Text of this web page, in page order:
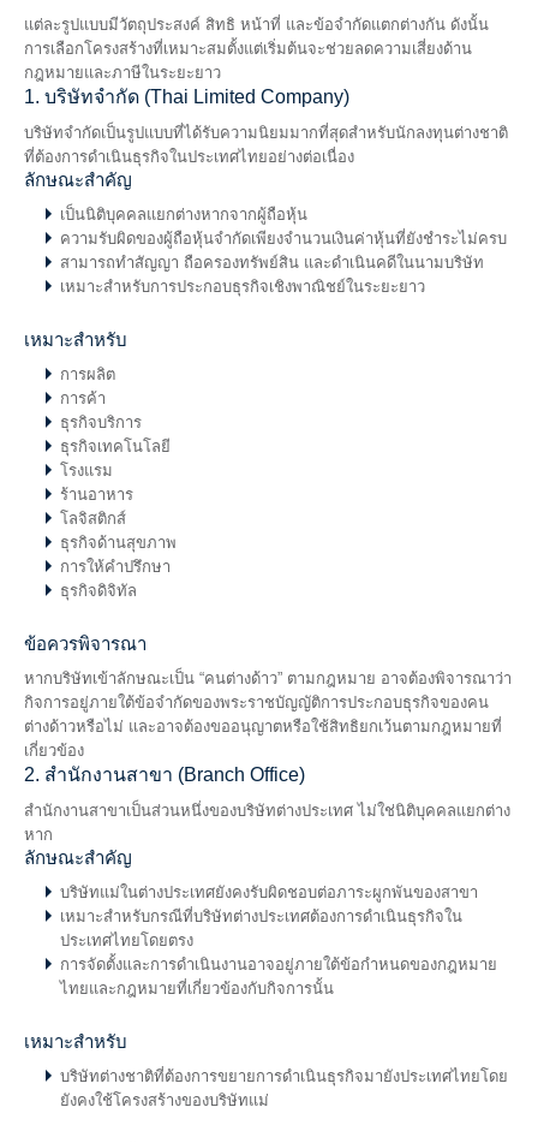
แต่ละรูปแบบมีวัตถุประสงค์ สิทธิ หน้าที่ และข้อจำกัดแตกต่างกัน ดังนั้น
การเลือกโครงสร้างที่เหมาะสมตั้งแต่เริ่มต้นจะช่วยลดความเสี่ยงด้าน
กฎหมายและภาษีในระยะยาว
1. บริษัทจำกัด (Thai Limited Company)
บริษัทจำกัดเป็นรูปแบบที่ได้รับความนิยมมากที่สุดสำหรับนักลงทุนต่างชาติ
ที่ต้องการดำเนินธุรกิจในประเทศไทยอย่างต่อเนื่อง
ลักษณะสำคัญ
เป็นนิติบุคคลแยกต่างหากจากผู้ถือหุ้น
ความรับผิดของผู้ถือหุ้นจำกัดเพียงจำนวนเงินค่าหุ้นที่ยังชำระไม่ครบ
สามารถทำสัญญา ถือครองทรัพย์สิน และดำเนินคดีในนามบริษัท
เหมาะสำหรับการประกอบธุรกิจเชิงพาณิชย์ในระยะยาว
เหมาะสำหรับ
การผลิต
การค้า
ธุรกิจบริการ
ธุรกิจเทคโนโลยี
โรงแรม
ร้านอาหาร
โลจิสติกส์
ธุรกิจด้านสุขภาพ
การให้คำปรึกษา
ธุรกิจดิจิทัล
ข้อควรพิจารณา
หากบริษัทเข้าลักษณะเป็น “คนต่างด้าว” ตามกฎหมาย อาจต้องพิจารณาว่า
กิจการอยู่ภายใต้ข้อจำกัดของพระราชบัญญัติการประกอบธุรกิจของคน
ต่างด้าวหรือไม่ และอาจต้องขออนุญาตหรือใช้สิทธิยกเว้นตามกฎหมายที่
เกี่ยวข้อง
2. สำนักงานสาขา (Branch Office)
สำนักงานสาขาเป็นส่วนหนึ่งของบริษัทต่างประเทศ ไม่ใช่นิติบุคคลแยกต่าง
หาก
ลักษณะสำคัญ
บริษัทแม่ในต่างประเทศยังคงรับผิดชอบต่อภาระผูกพันของสาขา
เหมาะสำหรับกรณีที่บริษัทต่างประเทศต้องการดำเนินธุรกิจใน
ประเทศไทยโดยตรง
การจัดตั้งและการดำเนินงานอาจอยู่ภายใต้ข้อกำหนดของกฎหมาย
ไทยและกฎหมายที่เกี่ยวข้องกับกิจการนั้น
เหมาะสำหรับ
บริษัทต่างชาติที่ต้องการขยายการดำเนินธุรกิจมายังประเทศไทยโดย
ยังคงใช้โครงสร้างของบริษัทแม่